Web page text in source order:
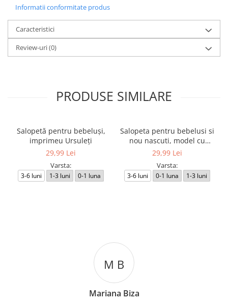
Informatii conformitate produs
Caracteristici
Review-uri(0)
PRODUSE SIMILARE
Salopetă pentru bebeluși,
imprimeu Ursuleți
29,99 Lei
Varsta:
3-6 luni 1-3 luni 0-1 luna
Salopeta pentru bebelusi si
nou nascuti, model cu
Ursuleti
29,99 Lei
Varsta:
3-6 luni 0-1 luna 1-3 luni
M B
Mariana Biza